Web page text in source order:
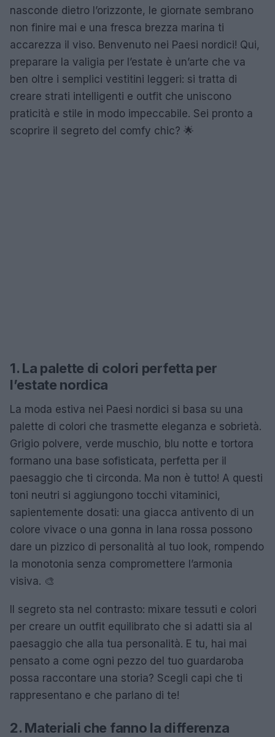
nasconde dietro l’orizzonte, le giornate sembrano
non finire mai e una fresca brezza marina ti
accarezza il viso. Benvenuto nei Paesi nordici! Qui,
preparare la valigia per l’estate è un’arte che va
ben oltre i semplici vestitini leggeri: si tratta di
creare strati intelligenti e outfit che uniscono
praticità e stile in modo impeccabile. Sei pronto a
scoprire il segreto del comfy chic? 🌟
1. La palette di colori perfetta per
l’estate nordica
La moda estiva nei Paesi nordici si basa su una
palette di colori che trasmette eleganza e sobrietà.
Grigio polvere, verde muschio, blu notte e tortora
formano una base sofisticata, perfetta per il
paesaggio che ti circonda. Ma non è tutto! A questi
toni neutri si aggiungono tocchi vitaminici,
sapientemente dosati: una giacca antivento di un
colore vivace o una gonna in lana rossa possono
dare un pizzico di personalità al tuo look, rompendo
la monotonia senza compromettere l’armonia
visiva. 🎨
Il segreto sta nel contrasto: mixare tessuti e colori
per creare un outfit equilibrato che si adatti sia al
paesaggio che alla tua personalità. E tu, hai mai
pensato a come ogni pezzo del tuo guardaroba
possa raccontare una storia? Scegli capi che ti
rappresentano e che parlano di te!
2. Materiali che fanno la differenza